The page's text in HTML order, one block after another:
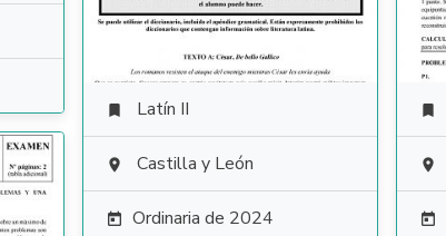
 Latín II
 Castilla y León
 Ordinaria de 2024


